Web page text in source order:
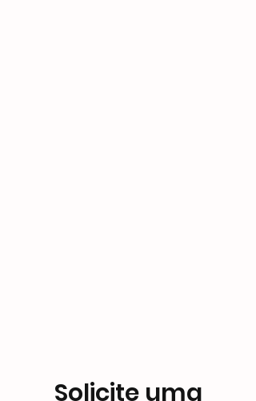
Solicite uma